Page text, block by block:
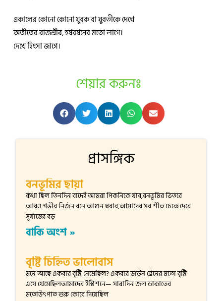
একালের কোনো কোনো যুবক বা যুবতীকে দেখে
অতীতের রাজশ্রীর, হর্ষবর্ষনের মতো লাগে।
দেখে হিংসা জাগে।
শেয়ার করুনঃ
প্রাসঙ্গিক
বনভূমির ছায়া
কথা ছিল তিনদিন বাদেই আমরা পিকনিকে যাব,বনভূমির ভিতরে
আরও গভীর নির্জন বনে আগুন ধরাব,আমাদের সব শীত ঢেকে দেবে
সূর্যাস্তের বড়
বাকি অংশ »
বৃষ্টি চিহ্নিত ভালোবাস
মনে আছে একবার বৃষ্টি নেমেছিল? একবার ডাউন ট্রেনের মতো বৃষ্টি
এসে থেমেছিলআমাদের ইস্টিশনে— সারাদিন জল ডাকাতের
মতোউৎপাত শুরু কোরে দিয়েছিল